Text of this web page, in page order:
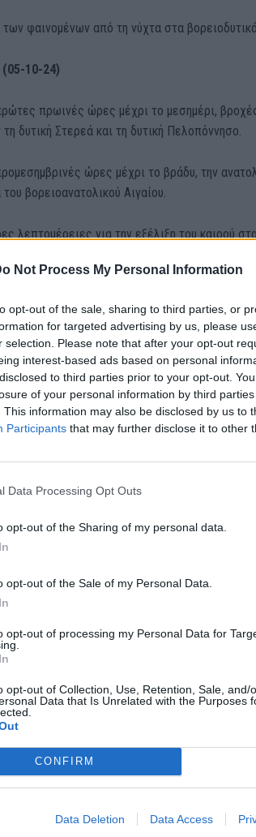
Not Process My Personal Information
opt-out of the sale, sharing to third parties, or
for targeted advertising by us, please
selection. Please note that after your opt-out
interest-based ads based on personal
to third parties prior to your opt-out.
of your personal information by third
This information may also be disclosed by us to
Participants that may further disclose it to other
Data Processing Opt Outs
opt-out of the Sharing of my personal data.
opt-out of the Sale of my Personal Data.
opt-out of processing my Personal Data for
opt-out of Collection, Use, Retention, Sale, and/
Data that Is Unrelated with the Purposes
CONFIRM
Data Deletion Data Access
φαινομένων από τη νύχτα στα
10-24)
πρωινές ώρες μέχρι το μεσημέρι,
δυτική Στερεά και τη δυτική Πελοπόννησο.
ώρες μέχρι το βράδυ, την
του βορειοανατολικού Αιγαίου.
λεπτομέρειες για την εξέλιξη του καιρού
θα γίνεται ανά δωδεκάωρο.
στην Κάρπαθο οι
Αuτός 36
Αργυρού